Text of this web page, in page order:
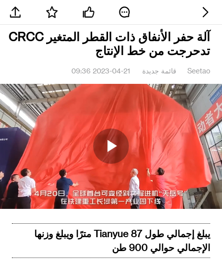
آلة حفر الأنفاق ذات القطر المتغير CRCC
تدحرجت من خط الإنتاج
Seetao قائمة جديدة 2023-04-21 09:36
Play
Video
يبلغ إجمالي طول Tianyue 87 مترًا ويبلغ وزنها
الإجمالي حوالي 900 طن